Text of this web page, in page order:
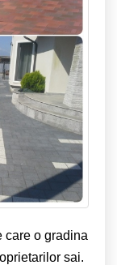
care o gradina
sai.